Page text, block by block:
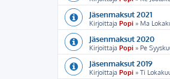
Jäsenmaksut 2021
Kirjoittaja Popi » Ma
Jäsenmaksut 2020
Kirjoittaja Popi » Pe
Jäsenmaksut 2019
Kirjoittaja Popi » Ti